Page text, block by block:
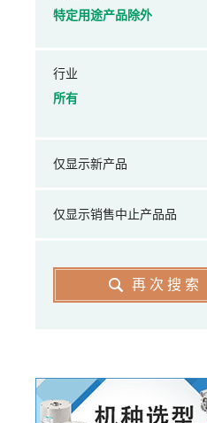
特定用途产品除外
行业
所有
仅显示新产品
仅显示销售中止产品品
再次搜索